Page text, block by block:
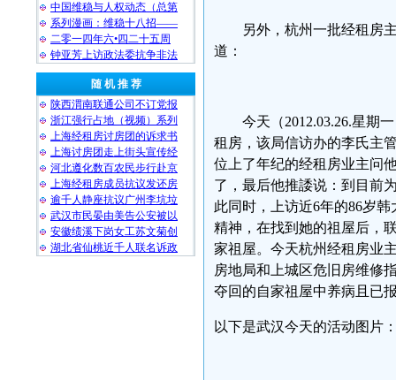
中国维稳与人权动态（总第
系列漫画：维稳十八招——
二零一四年六•四二十五周
钟亚芳上访政法委抗争非法
随 机 推 荐
陕西渭南联通公司不订党报
浙江强行占地（视频）系列
上海经租房讨房团的诉求书
上海讨房团走上街头宣传经
河北遵化数百农民步行赴京
上海经租房成员抗议发还房
逾千人静座抗议广州李坑垃
武汉市民晏由美告公安被以
安徽绩溪下岗女工苏文菊创
湖北省仙桃近千人联名诉政
另外，杭州一批经租房
道：
今天（2012.03.26.星期
租房，该局信访办的李氏主
位上了年纪的经租房业主问
了，最后他推諉说：到目前
此同时，上访近6年的86岁
精神，在找到她的祖屋后，
家祖屋。今天杭州经租房业
房地局和上城区危旧房维修
夺回的自家祖屋中养病且已
以下是武汉今天的活动图片